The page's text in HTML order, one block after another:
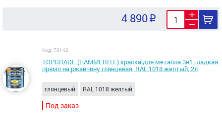
4 890
Код: 70142
TOPGRADE (HAMMERITE) краска для металла 3в1 гладкая
прямо на ржавчину глянцевая, RAL 1018 желтый, 2л
глянцевый RAL 1018 желтый
Под заказ